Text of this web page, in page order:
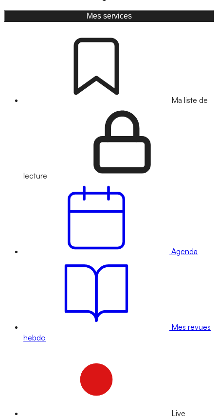
Mes services
Ma liste de
lecture
Agenda
Mes revues
hebdo
Live